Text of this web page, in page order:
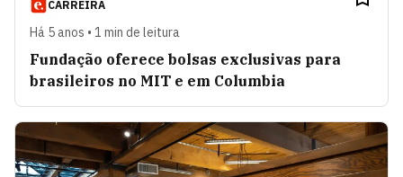
CARREIRA
Há 5 anos • 1 min de leitura
Fundação oferece bolsas exclusivas para
brasileiros no MIT e em Columbia